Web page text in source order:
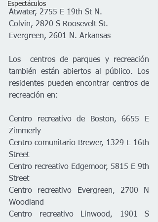
Espectáculos
Atwater, 2755 E 19th St N.
Colvin, 2820 S Roosevelt St.
Evergreen, 2601 N. Arkansas
Los  centros de parques y recreación
también están abiertos al público. Los
residentes pueden encontrar centros de
recreación en:
Centro recreativo de Boston, 6655 E
Zimmerly
Centro comunitario Brewer, 1329 E 16th
Street
Centro recreativo Edgemoor, 5815 E 9th
Street
Centro recreativo Evergreen, 2700 N
Woodland
Centro recreativo Linwood, 1901 S